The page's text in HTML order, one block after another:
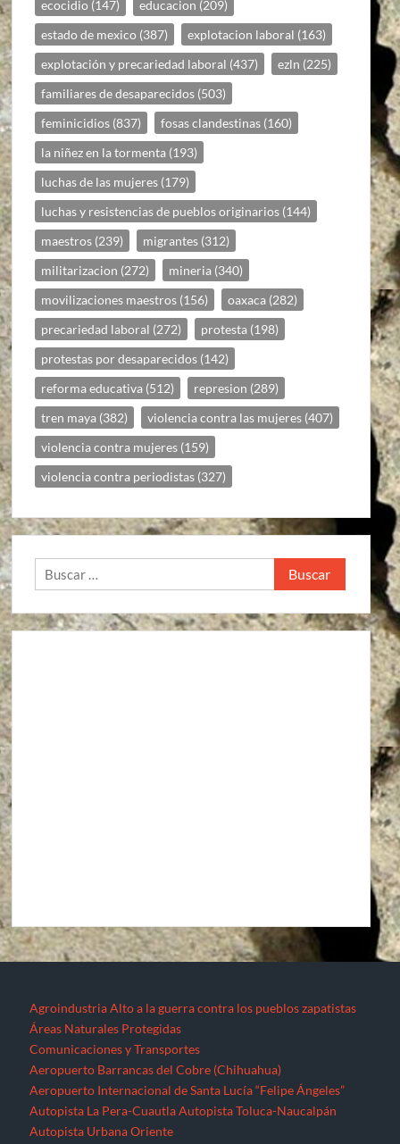
ecocidio (147) educacion (209)
estado de mexico (387) explotacion laboral (163)
explotación y precariedad laboral (437) ezln (225)
familiares de desaparecidos (503)
feminicidios (837) fosas clandestinas (160)
la niñez en la tormenta (193)
luchas de las mujeres (179)
luchas y resistencias de pueblos originarios (144)
maestros (239) migrantes (312)
militarizacion (272) mineria (340)
movilizaciones maestros (156) oaxaca (282)
precariedad laboral (272) protesta (198)
protestas por desaparecidos (142)
reforma educativa (512) represion (289)
tren maya (382) violencia contra las mujeres (407)
violencia contra mujeres (159)
violencia contra periodistas (327)
Buscar:
Agroindustria Alto a la guerra contra los pueblos zapatistas
Áreas Naturales Protegidas
Comunicaciones y Transportes
Aeropuerto Barrancas del Cobre (Chihuahua)
Aeropuerto Internacional de Santa Lucía “Felipe Ángeles”
Autopista La Pera-Cuautla Autopista Toluca-Naucalpán
Autopista Urbana Oriente